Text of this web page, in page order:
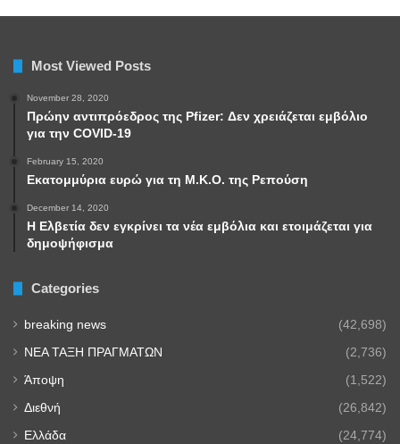
Most Viewed Posts
November 28, 2020
Πρώην αντιπρόεδρος της Pfizer: Δεν χρειάζεται εμβόλιο
για την COVID-19
February 15, 2020
Εκατομμύρια ευρώ για τη Μ.Κ.Ο. της Ρεπούση
December 14, 2020
Η Ελβετία δεν εγκρίνει τα νέα εμβόλια και ετοιμάζεται για
δημοψήφισμα
Categories
breaking news (42,698)
NEA TAΞΗ ΠΡΑΓΜΑΤΩΝ (2,736)
Άποψη (1,522)
Διεθνή (26,842)
Ελλάδα (24,774)